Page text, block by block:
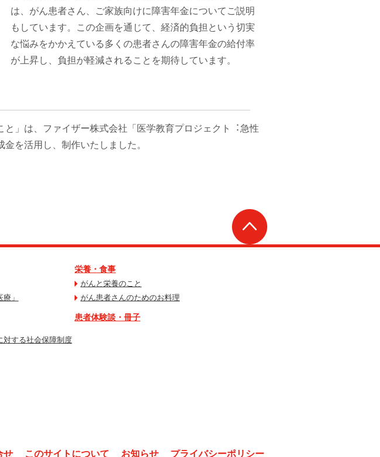
は、がん患者さん、ご家族向けに障害年金についてご説明
もしています。この企画を通じて、経済的負担という切実
な悩みをかかえている多くの患者さんの障害年金の給付率
が上昇し、負担が軽減されることを期待しています。
」は、ファイザー株式会社「医学教育プロジェクト︓急性
を活用し、制作いたしました。
」
対する社会保障制度
栄養・食事
がんと栄養のこと
がん患者さんのためのお料理
患者体験談・冊子
プライバシーポリシー
お知らせ
このサイトについて
せ